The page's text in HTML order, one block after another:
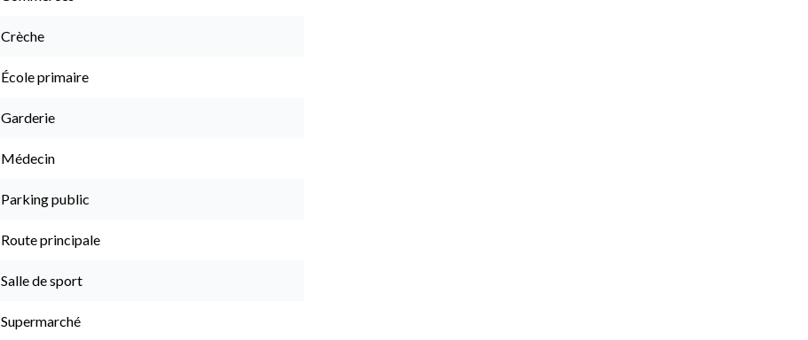
Crèche
École primaire
Garderie
Médecin
Parking public
Route principale
Salle de sport
Supermarché